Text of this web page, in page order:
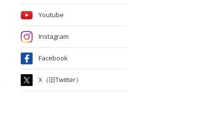
Youtube
Instagram
Facebook
X（旧Twitter）